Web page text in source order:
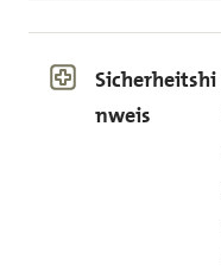
Sicherheitshi
nweis